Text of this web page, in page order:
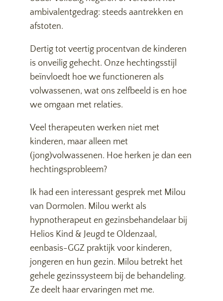
ambivalentgedrag: steeds aantrekken en
afstoten.
Dertig tot veertig procentvan de kinderen
is onveilig gehecht. Onze hechtingsstijl
beïnvloedt hoe we functioneren als
volwassenen, wat ons zelfbeeld is en hoe
we omgaan met relaties.
Veel therapeuten werken niet met
kinderen, maar alleen met
(jong)volwassenen. Hoe herken je dan een
hechtingsprobleem?
Ik had een interessant gesprek met Milou
van Dormolen. Milou werkt als
hypnotherapeut en gezinsbehandelaar bij
Helios Kind & Jeugd te Oldenzaal,
eenbasis-GGZ praktijk voor kinderen,
jongeren en hun gezin. Milou betrekt het
gehele gezinssysteem bij de behandeling.
Ze deelt haar ervaringen met me.